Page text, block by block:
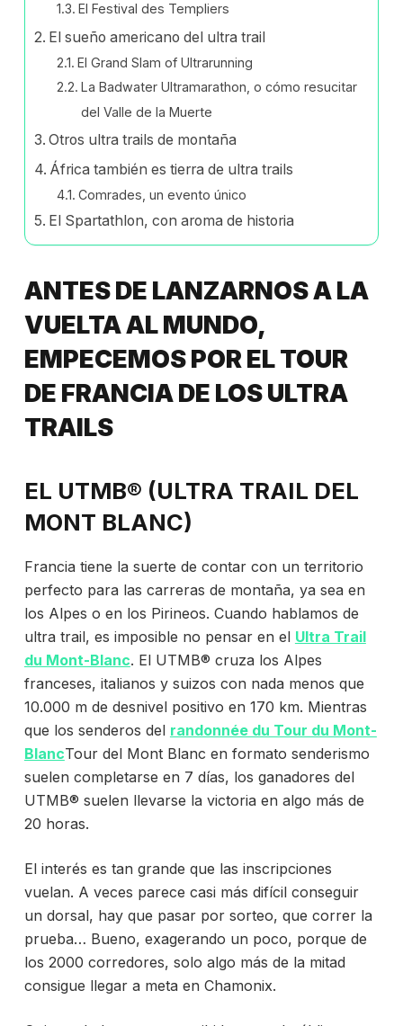
El Festival des Templiers
El sueño americano del ultra trail
El Grand Slam of Ultrarunning
La Badwater Ultramarathon, o cómo resucitar
del Valle de la Muerte
Otros ultra trails de montaña
África también es tierra de ultra trails
Comrades, un evento único
El Spartathlon, con aroma de historia
ANTES DE LANZARNOS A LA
VUELTA AL MUNDO,
EMPECEMOS POR EL TOUR
DE FRANCIA DE LOS ULTRA
TRAILS
EL UTMB® (ULTRA TRAIL DEL
MONT BLANC)
Francia tiene la suerte de contar con un territorio
perfecto para las carreras de montaña, ya sea en
los Alpes o en los Pirineos. Cuando hablamos de
ultra trail, es imposible no pensar en el Ultra Trail
du Mont-Blanc. El UTMB® cruza los Alpes
franceses, italianos y suizos con nada menos que
10.000 m de desnivel positivo en 170 km. Mientras
que los senderos del randonnée du Tour du Mont-
BlancTour del Mont Blanc en formato senderismo
suelen completarse en 7 días, los ganadores del
UTMB® suelen llevarse la victoria en algo más de
20 horas.
El interés es tan grande que las inscripciones
vuelan. A veces parece casi más difícil conseguir
un dorsal, hay que pasar por sorteo, que correr la
prueba… Bueno, exagerando un poco, porque de
los 2000 corredores, solo algo más de la mitad
consigue llegar a meta en Chamonix.